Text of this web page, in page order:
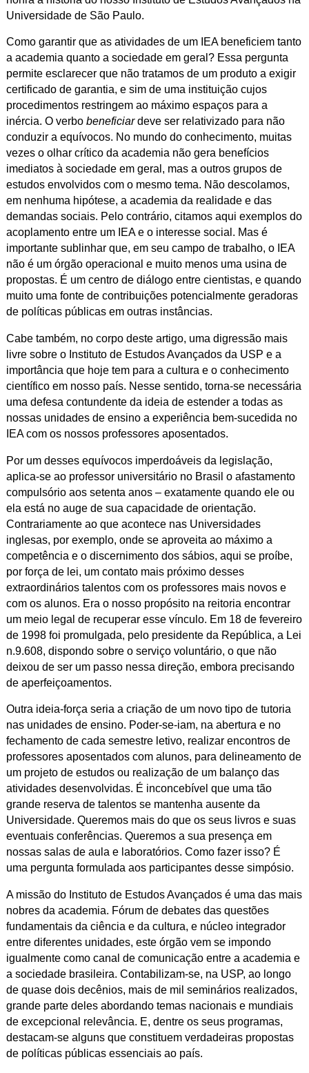
Universidade de São Paulo.
Como garantir que as atividades de um IEA beneficiem tanto
a academia quanto a sociedade em geral? Essa pergunta
permite esclarecer que não tratamos de um produto a exigir
certificado de garantia, e sim de uma instituição cujos
procedimentos restringem ao máximo espaços para a
inércia. O verbo beneficiardeve ser relativizado para não
conduzir a equívocos. No mundo do conhecimento, muitas
vezes o olhar crítico da academia não gera benefícios
imediatos à sociedade em geral, mas a outros grupos de
estudos envolvidos com o mesmo tema. Não descolamos,
em nenhuma hipótese, a academia da realidade e das
demandas sociais. Pelo contrário, citamos aqui exemplos do
acoplamento entre um IEA e o interesse social. Mas é
importante sublinhar que, em seu campo de trabalho, o IEA
não é um órgão operacional e muito menos uma usina de
propostas. É um centro de diálogo entre cientistas, e quando
muito uma fonte de contribuições potencialmente geradoras
de políticas públicas em outras instâncias.
Cabe também, no corpo deste artigo, uma digressão mais
livre sobre o Instituto de Estudos Avançados da USP e a
importância que hoje tem para a cultura e o conhecimento
científico em nosso país. Nesse sentido, torna-se necessária
uma defesa contundente da ideia de estender a todas as
nossas unidades de ensino a experiência bem-sucedida no
IEA com os nossos professores aposentados.
Por um desses equívocos imperdoáveis da legislação,
aplica-se ao professor universitário no Brasil o afastamento
compulsório aos setenta anos – exatamente quando ele ou
ela está no auge de sua capacidade de orientação.
Contrariamente ao que acontece nas Universidades
inglesas, por exemplo, onde se aproveita ao máximo a
competência e o discernimento dos sábios, aqui se proíbe,
por força de lei, um contato mais próximo desses
extraordinários talentos com os professores mais novos e
com os alunos. Era o nosso propósito na reitoria encontrar
um meio legal de recuperar esse vínculo. Em 18 de fevereiro
de 1998 foi promulgada, pelo presidente da República, a Lei
n.9.608, dispondo sobre o serviço voluntário, o que não
deixou de ser um passo nessa direção, embora precisando
de aperfeiçoamentos.
Outra ideia-força seria a criação de um novo tipo de tutoria
nas unidades de ensino. Poder-se-iam, na abertura e no
fechamento de cada semestre letivo, realizar encontros de
professores aposentados com alunos, para delineamento de
um projeto de estudos ou realização de um balanço das
atividades desenvolvidas. É inconcebível que uma tão
grande reserva de talentos se mantenha ausente da
Universidade. Queremos mais do que os seus livros e suas
eventuais conferências. Queremos a sua presença em
nossas salas de aula e laboratórios. Como fazer isso? É
uma pergunta formulada aos participantes desse simpósio.
A missão do Instituto de Estudos Avançados é uma das mais
nobres da academia. Fórum de debates das questões
fundamentais da ciência e da cultura, e núcleo integrador
entre diferentes unidades, este órgão vem se impondo
igualmente como canal de comunicação entre a academia e
a sociedade brasileira. Contabilizam-se, na USP, ao longo
de quase dois decênios, mais de mil seminários realizados,
grande parte deles abordando temas nacionais e mundiais
de excepcional relevância. E, dentre os seus programas,
destacam-se alguns que constituem verdadeiras propostas
de políticas públicas essenciais ao país.